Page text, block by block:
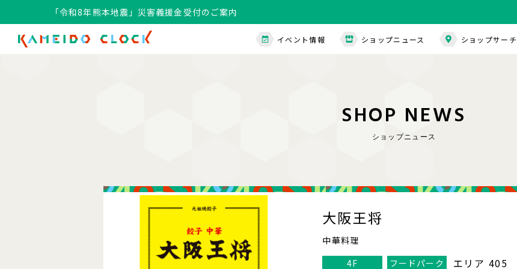
「令和8年熊本地震」災害義援金受付のご案内
イベント情報 ショップニュース ショップサーチ
SHOP NEWS
ショップニュース
大阪王将
中華料理
4F
フードパーク エリア 405